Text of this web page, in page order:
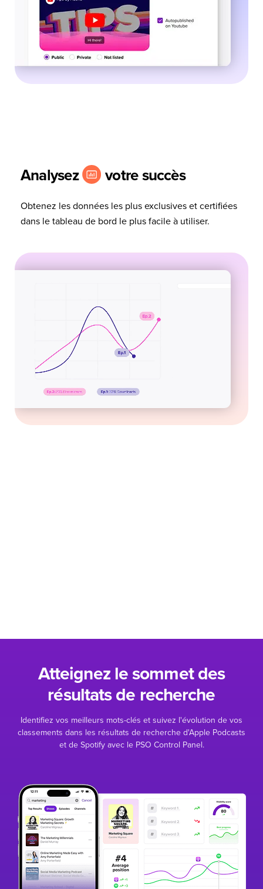
Analysez votre succès
Obtenez les données les plus exclusives et certifiées
dans le tableau de bord le plus facile à utiliser.
Atteignez le sommet des
résultats de recherche
Identifiez vos meilleurs mots-clés et suivez l'évolution de vos
classements dans les résultats de recherche d'Apple Podcasts
et de Spotify avec le PSO Control Panel.